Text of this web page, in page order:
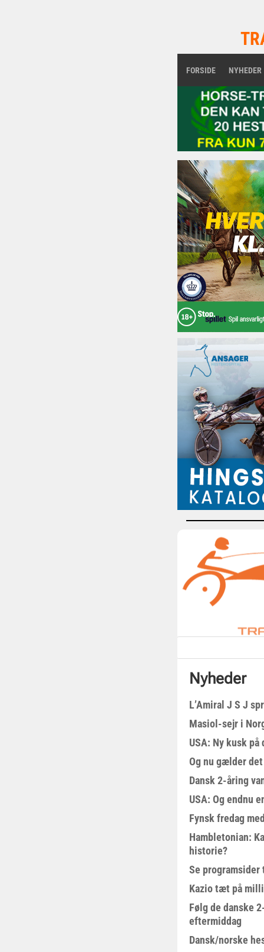
FORSIDE NYHEDER
Nyheder
L’Amiral J S J
Masiol-sejr i
USA: Ny kusk på
Og nu gælder
Dansk 2-åring
USA: Og endnu
Fynsk fredag
Hambletonian:
historie?
Se
Kazio tæt på
Følg de danske
eftermiddag
Dansk/norske